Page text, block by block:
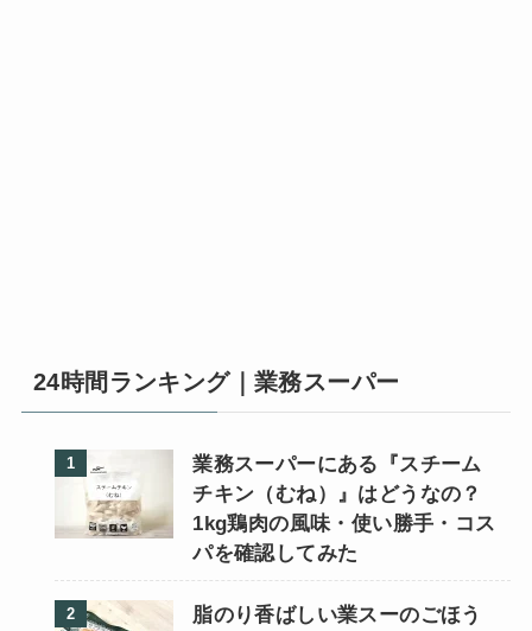
24時間ランキング｜業務スーパー
業務スーパーにある『スチーム
チキン（むね）』はどうなの？
1kg鶏肉の風味・使い勝手・コス
パを確認してみた
脂のり香ばしい業スーのごほう